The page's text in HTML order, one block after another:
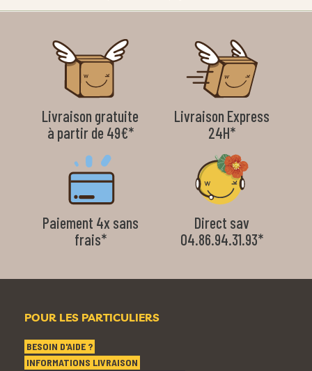
Livraison gratuite
à partir de 49€*
Livraison Express
24H*
Paiement 4x sans
frais*
Direct sav
04.86.94.31.93*
POUR LES PARTICULIERS
BESOIN D'AIDE ?
INFORMATIONS LIVRAISON